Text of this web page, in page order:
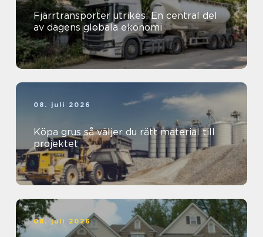
Fjärrtransporter utrikes: En central del
av dagens globala ekonomi
08. juli 2026
Köpa grus så väljer du rätt material till
projektet
08. juli 2026